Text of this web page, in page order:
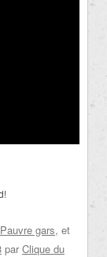
Pauvre gars, et
par Clique du